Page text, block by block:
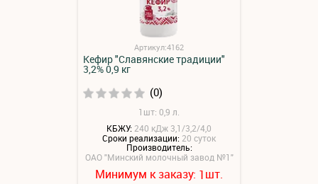
Артикул:4162
Кефир "Славянские традиции"
3,2% 0,9 кг
(0)
1шт: 0,9 л.
КБЖУ: 240 кДж 3,1/3,2/4,0
Сроки реализации: 20 суток
Производитель:
ОАО "Минский молочный завод №1"
Минимум к заказу: 1шт.